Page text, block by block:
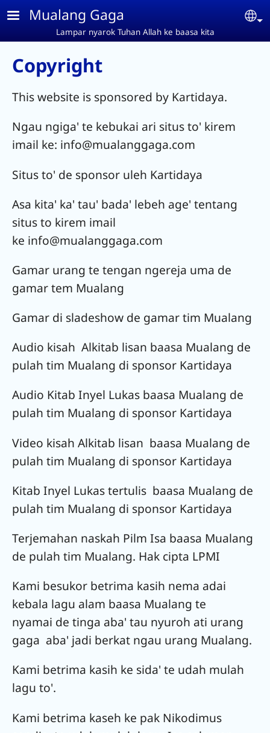
Skip to main content
Mualang Gaga
Lampar nyarok Tuhan Allah ke baasa kita
Copyright
This website is sponsored by Kartidaya.
Ngau ngiga' te kebukai ari situs to' kirem
imail ke: info@mualanggaga.com
Situs to' de sponsor uleh Kartidaya
Asa kita' ka' tau' bada' lebeh age' tentang
situs to kirem imail
ke info@mualanggaga.com
Gamar urang te tengan ngereja uma de
gamar tem Mualang
Gamar di sladeshow de gamar tim Mualang
Audio kisah Alkitab lisan baasa Mualang de
pulah tim Mualang di sponsor Kartidaya
Audio Kitab Inyel Lukas baasa Mualang de
pulah tim Mualang di sponsor Kartidaya
Video kisah Alkitab lisan baasa Mualang de
pulah tim Mualang di sponsor Kartidaya
Kitab Inyel Lukas tertulis baasa Mualang de
pulah tim Mualang di sponsor Kartidaya
Terjemahan naskah Pilm Isa baasa Mualang
de pulah tim Mualang. Hak cipta LPMI
Kami besukor betrima kasih nema adai
kebala lagu alam baasa Mualang te
nyamai de tinga aba' tau nyuroh ati urang
gaga aba' jadi berkat ngau urang Mualang.
Kami betrima kasih ke sida' te udah mulah
lagu to'.
Kami betrima kaseh ke pak Nikodimus